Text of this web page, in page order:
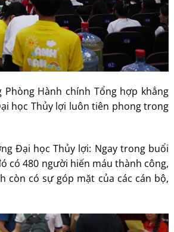
Phòng Hành chính Tổng hợp khẳng
học Thủy lợi luôn tiên phong trong
Đại học Thủy lợi: Ngay trong buổi
có 480 người hiến máu thành công,
còn có sự góp mặt của các cán bộ,